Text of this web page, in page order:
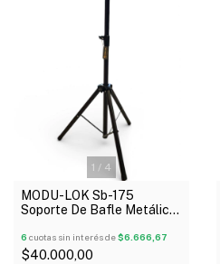
1 / 4
MODU-LOK Sb-175
Soporte De Bafle Metálico
6 cuotas sin interés de$6.666,67
$40.000,00